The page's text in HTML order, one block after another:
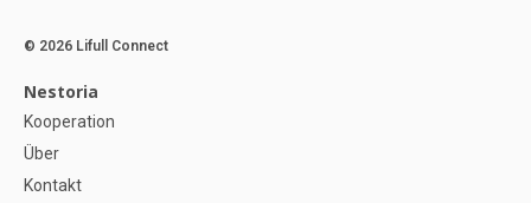
© 2026 Lifull Connect
Nestoria
Kooperation
Über
Kontakt